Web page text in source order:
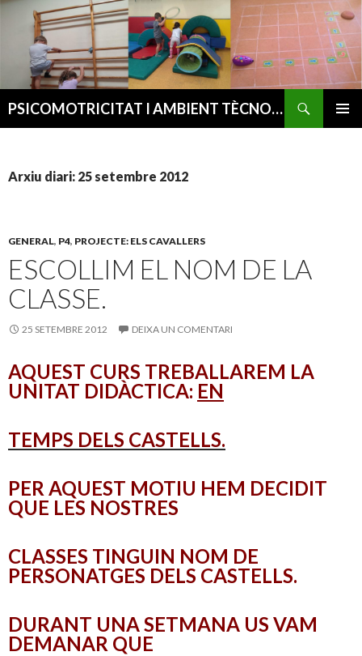
PSICOMOTRICITAT I AMBIENT TÈCNOLÒGIC
Arxiu diari: 25 setembre 2012
GENERAL, P4, PROJECTE: ELS CAVALLERS
ESCOLLIM EL NOM DE LA
CLASSE.
25 SETEMBRE 2012 DEIXA UN COMENTARI
AQUEST CURS TREBALLAREM LA
UNITAT DIDÀCTICA: EN
TEMPS DELS CASTELLS.
PER AQUEST MOTIU HEM DECIDIT
QUE LES NOSTRES
CLASSES TINGUIN NOM DE
PERSONATGES DELS CASTELLS.
DURANT UNA SETMANA US VAM
DEMANAR QUE